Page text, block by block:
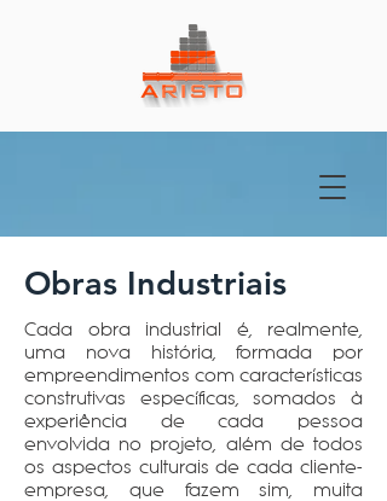
Obras Industriais
Cada obra industrial é, realmente,
uma nova história, formada por
empreendimentos com características
construtivas específicas, somados à
experiência de cada pessoa
envolvida no projeto, além de todos
os aspectos culturais de cada cliente-
empresa, que fazem sim, muita